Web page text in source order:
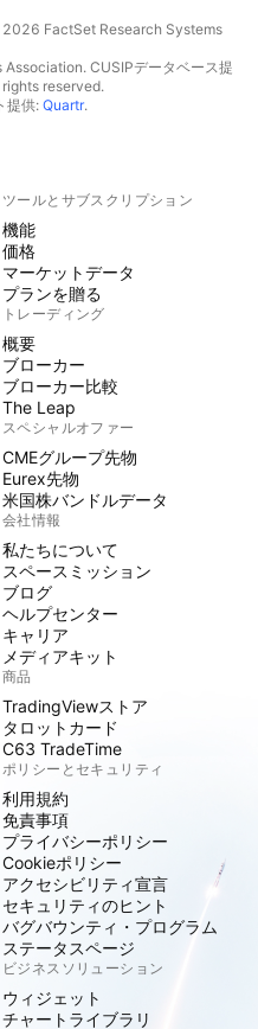
FactSet Research Systems
CUSIPデータベース提
reserved.
提供: Quartr.
ツールとサブスクリプション
機能
価格
マーケットデータ
プランを贈る
トレーディング
概要
ブローカー
ブローカー比較
The Leap
スペシャルオファー
CMEグループ先物
Eurex先物
米国株バンドルデータ
会社情報
私たちについて
スペースミッション
ブログ
ヘルプセンター
キャリア
メディアキット
商品
TradingViewストア
タロットカード
C63 TradeTime
ポリシーとセキュリティ
利用規約
免責事項
プライバシーポリシー
Cookieポリシー
アクセシビリティ宣言
セキュリティのヒント
バグバウンティ・プログラム
ステータスページ
ビジネスソリューション
ウィジェット
チャートライブラリ